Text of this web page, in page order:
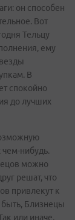
он способен
Вот
Тельцу
ему
В
спокойно
до лучших
нибудь.
можно
решат, что
привлекут к
Близнецы
или иначе,